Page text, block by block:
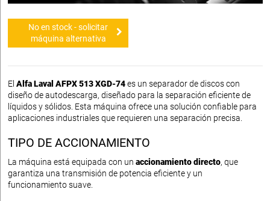
No en stock - solicitar
máquina alternativa
El Alfa Laval AFPX 513 XGD-74es un separador de discos con
diseño de autodescarga, diseñado para la separación eficiente de
líquidos y sólidos. Esta máquina ofrece una solución confiable para
aplicaciones industriales que requieren una separación precisa.
TIPO DE ACCIONAMIENTO
La máquina está equipada con un accionamiento directo, que
garantiza una transmisión de potencia eficiente y un
funcionamiento suave.